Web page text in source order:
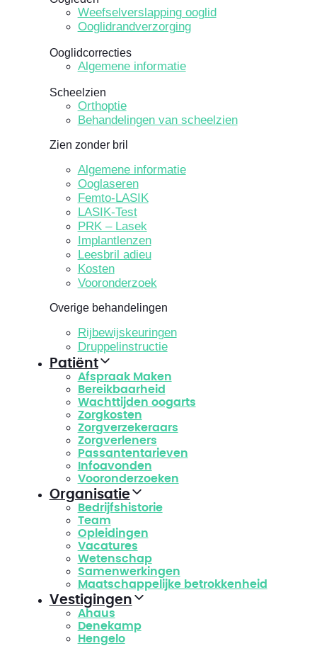
Weefselverslapping ooglid
Ooglidrandverzorging
Ooglidcorrecties
Algemene informatie
Scheelzien
Orthoptie
Behandelingen van scheelzien
Zien zonder bril
Algemene informatie
Ooglaseren
Femto-LASIK
LASIK-Test
PRK – Lasek
Implantlenzen
Leesbril adieu
Kosten
Vooronderzoek
Overige behandelingen
Rijbewijskeuringen
Druppelinstructie
Patiënt
Afspraak Maken
Bereikbaarheid
Wachttijden oogarts
Zorgkosten
Zorgverzekeraars
Zorgverleners
Passantentarieven
Infoavonden
Vooronderzoeken
Organisatie
Bedrijfshistorie
Team
Opleidingen
Vacatures
Wetenschap
Samenwerkingen
Maatschappelijke betrokkenheid
Vestigingen
Ahaus
Denekamp
Hengelo